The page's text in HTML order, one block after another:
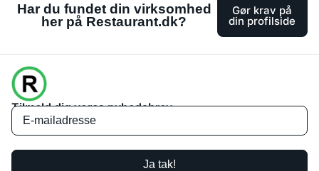
Har du fundet din virksomhed
her på Restaurant.dk?
Gør krav på
din profilside
Tilmeld dig vores nyhedsbrev
Ja tak!